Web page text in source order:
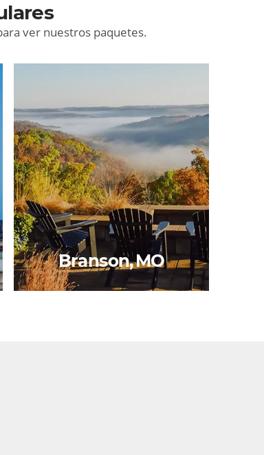
ver nuestros paquetes.
Branson, MO